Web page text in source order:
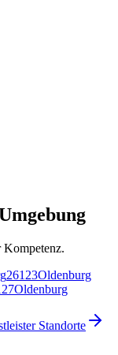
Kompetenz.
26123Oldenburg
Oldenburg
Standorte